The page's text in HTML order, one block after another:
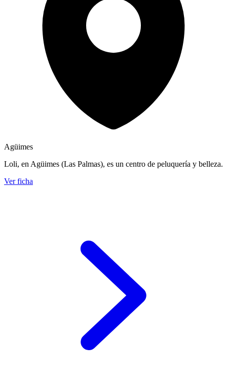
Agüimes
Loli, en Agüimes (Las Palmas), es un centro de peluquería y belleza.
Ver ficha